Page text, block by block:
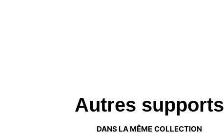
Autres supports
DANS LA MÊME COLLECTION